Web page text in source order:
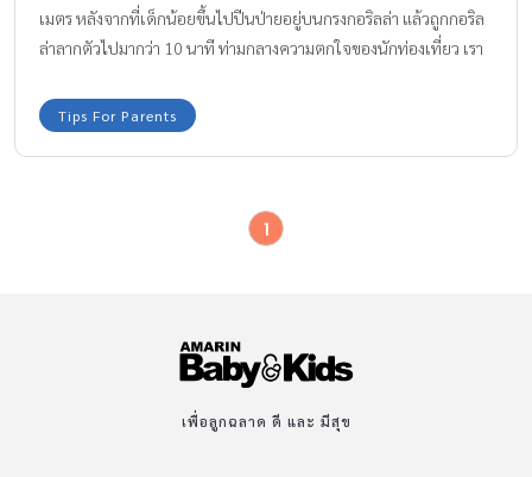
เมตร หลังจากที่เด็กน้อยขึ้นไปปีนป่ายอยู่บนกรงกอริลล่า แล้วถูกกอริล
ล่าลากตัวไปมากว่า 10 นาที ท่ามกลางความตกใจของนักท่องเที่ยว เรา
กันค่ะTips For Parents
1
เพื่อลูกฉลาด ดี และ มีสุข